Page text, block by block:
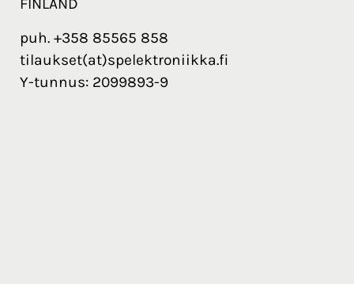
puh. +358 85565 858
tilaukset(at)spelektroniikka.fi
Y-tunnus: 2099893-9